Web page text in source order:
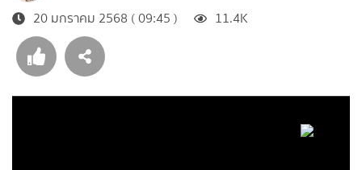
20 มกราคม 2568 ( 09:45 )
11.4K